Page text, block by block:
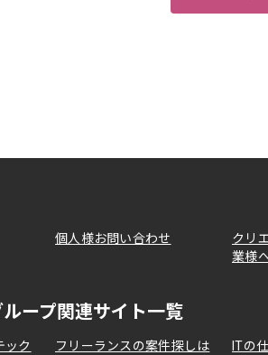
個人様お問い合わせ
クリ
業様
ープ関連サイト一覧
ック
フリーランスの案件探しは
ITの